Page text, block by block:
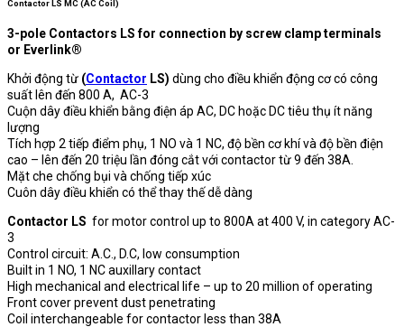
Contactor LS MC (AC Coil)
3-pole Contactors LS for connection by screw clamp terminals
or Everlink®
Khởi động từ (Contactor LS) dùng cho điều khiển động cơ có công
suất lên đến 800 A, AC-3
Cuộn dây điều khiển bằng điện áp AC, DC hoặc DC tiêu thụ ít năng
lượng
Tích hợp 2 tiếp điểm phụ, 1 NO và 1 NC, độ bền cơ khí và độ bền điện
cao – lên đến 20 triệu lần đóng cắt với contactor từ 9 đến 38A.
Mặt che chống bụi và chống tiếp xúc
Cuôn dây điều khiển có thể thay thế dễ dàng
Contactor LS for motor control up to 800A at 400 V, in category AC-
3
Control circuit: A.C., D.C, low consumption
Built in 1 NO, 1 NC auxillary contact
High mechanical and electrical life – up to 20 million of operating
Front cover prevent dust penetrating
Coil interchangeable for contactor less than 38A